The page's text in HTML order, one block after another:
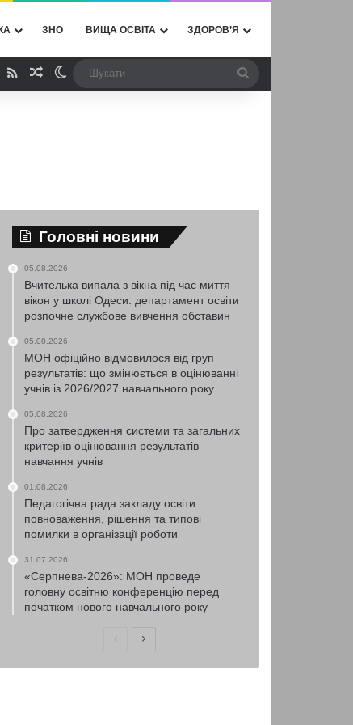
ЗНО ВИЩА ОСВІТА ЗДОРОВ’Я
RSSВипадкова стаття
Switch skin
Головні новини
05.08.2026
Вчителька випала з вікна під час миття
вікон у школі Одеси: департамент освіти
розпочне службове вивчення обставин
05.08.2026
МОН офіційно відмовилося від груп
результатів: що змінюється в оцінюванні
учнів із 2026/2027 навчального року
05.08.2026
Про затвердження системи та загальних
критеріїв оцінювання результатів
навчання учнів
01.08.2026
Педагогічна рада закладу освіти:
повноваження, рішення та типові
помилки в організації роботи
31.07.2026
«Серпнева-2026»: МОН проведе
головну освітню конференцію перед
початком нового навчального року
ПопередняНаступна